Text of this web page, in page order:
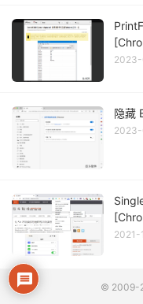
隐藏
2021-
© 2009-